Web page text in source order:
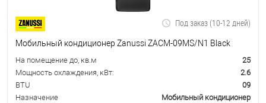
Под заказ (10-12 дней)
Мобильный кондиционер Zanussi ZACM-09MS/N1 Black
На помещение до, кв.м
25
Мощность охлаждения, кВт:
2.6
BTU
09
Назначение
Мобильный кондиционер